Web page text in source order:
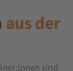
aus der
sind